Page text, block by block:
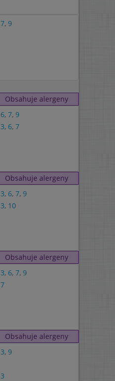
7, 9
Obsahuje alergeny
6, 7, 9
3, 6, 7
Obsahuje alergeny
3, 6, 7, 9
3, 10
Obsahuje alergeny
3, 6, 7, 9
7
Obsahuje alergeny
3, 9
3